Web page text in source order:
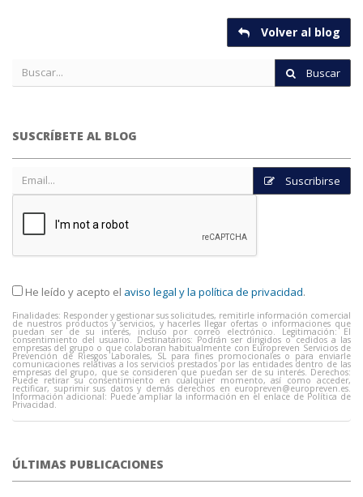
Volver al blog
Buscar
SUSCRÍBETE AL BLOG
Suscribirse
He leído y acepto el aviso legal y la política de privacidad.
Finalidades: Responder y gestionar sus solicitudes, remitirle información comercial
de nuestros productos y servicios, y hacerles llegar ofertas o informaciones que
puedan ser de su interés, incluso por correo electrónico. Legitimación: El
consentimiento del usuario. Destinatarios: Podrán ser dirigidos o cedidos a las
empresas del grupo o que colaboran habitualmente con Europreven Servicios de
Prevención de Riesgos Laborales, SL para fines promocionales o para enviarle
comunicaciones relativas a los servicios prestados por las entidades dentro de las
empresas del grupo, que se consideren que puedan ser de su interés. Derechos:
Puede retirar su consentimiento en cualquier momento, así como acceder,
rectificar, suprimir sus datos y demás derechos en europreven@europreven.es.
Información adicional: Puede ampliar la información en el enlace de Política de
Privacidad.
ÚLTIMAS PUBLICACIONES